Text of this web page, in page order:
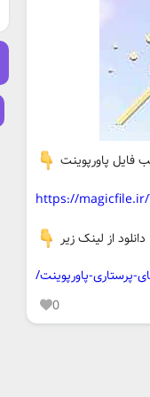
فایل پاورپوینت
https://magicfile.ir/
دانلود از لینک زیر
0